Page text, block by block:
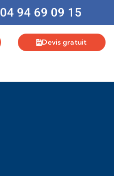
04 94 69 09 15
Devis gratuit